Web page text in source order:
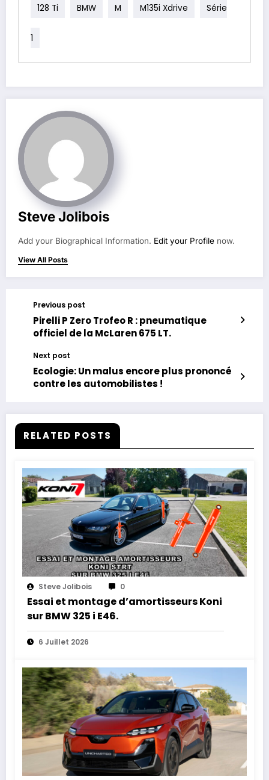
128 Ti BMW M M135i Xdrive Série
1
Steve Jolibois
Add your Biographical Information. Edit your Profile now.
View All Posts
Previous post
Pirelli P Zero Trofeo R : pneumatique
officiel de la McLaren 675 LT.
Next post
Ecologie: Un malus encore plus prononcé
contre les automobilistes !
RELATED POSTS
Steve Jolibois 0
Essai et montage d’amortisseurs Koni
sur BMW 325 i E46.
6 Juillet 2026